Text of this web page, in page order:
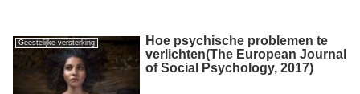
Geestelijke versterking
Hoe psychische problemen te
verlichten(The European Journal
of Social Psychology, 2017)